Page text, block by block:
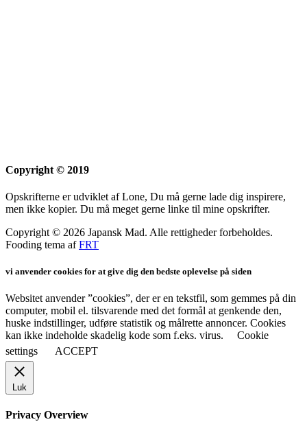
Copyright © 2019
Opskrifterne er udviklet af Lone, Du må gerne lade dig inspirere,
men ikke kopier. Du må meget gerne linke til mine opskrifter.
Copyright © 2026 Japansk Mad. Alle rettigheder forbeholdes.
Fooding tema afFRT
vi anvender cookies for at give dig den bedste oplevelse på siden
Websitet anvender ”cookies”, der er en tekstfil, som gemmes på din
computer, mobil el. tilsvarende med det formål at genkende den,
huske indstillinger, udføre statistik og målrette annoncer. Cookies
kan ikke indeholde skadelig kode som f.eks. virus.
Cookie
settings
ACCEPT
Luk
Privacy Overview